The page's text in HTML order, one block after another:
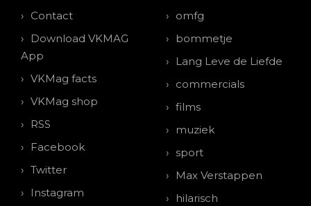
Contact
Download VKMAG
App
VKMag facts
VKMag shop
RSS
Facebook
Twitter
Instagram
omfg
bommetje
Lang Leve de Liefde
commercials
films
muziek
sport
Max Verstappen
hilarisch